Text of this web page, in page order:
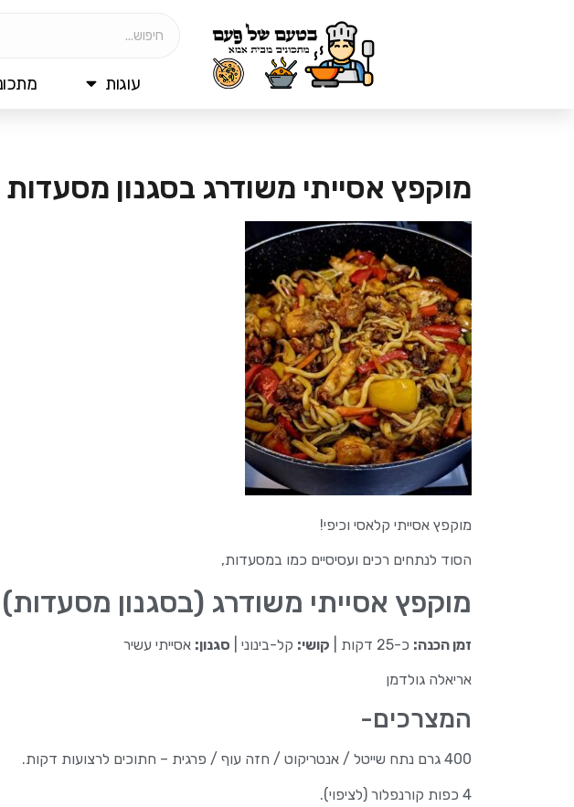
עוגות
מוקפץ אסייתי משודרג בסגנון מסעדות
מוקפץ אסייתי קלאסי וכיפי!
הסוד לנתחים רכים ועסיסיים כמו במסעדות,
מוקפץ אסייתי משודרג (בסגנון מסעדות)
זמן הכנה: כ-25 דקות | קושי: קל-בינוני | סגנון: אסייתי עשיר
אריאלה גולדמן
המצרכים-
400 גרם נתח שייטל / אנטריקוט / חזה עוף / פרגית – חתוכים לרצועות דקות.
4 כפות קורנפלור (לציפוי).